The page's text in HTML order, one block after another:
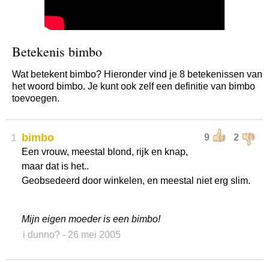
Betekenis bimbo
Wat betekent bimbo? Hieronder vind je 8 betekenissen van
het woord bimbo. Je kunt ook zelf een definitie van bimbo
toevoegen.
1 9 2
bimbo
Een vrouw, meestal blond, rijk en knap,
maar dat is het..
Geobsedeerd door winkelen, en meestal niet erg slim.
Mijn eigen moeder is een bimbo!
i dunno? - 26 mei 2005